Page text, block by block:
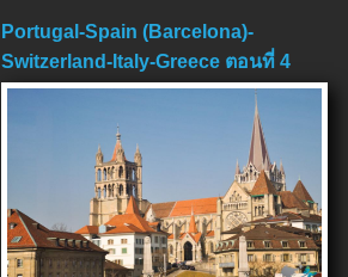
Portugal-Spain (Barcelona)-
Switzerland-Italy-Greece ตอนที่ 4